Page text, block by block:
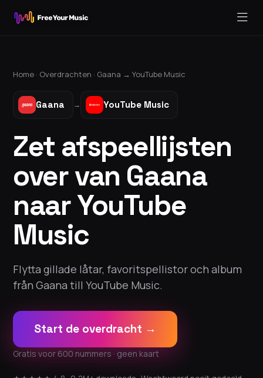
Home · Overdrachten · Gaana → YouTube Music
Gaana → YouTube Music
Zet afspeellijsten
over van Gaana
naar YouTube
Music
Flytta gillade låtar, favoritspellistor och album
från Gaana till YouTube Music.
Start de overdracht →
Gratis voor 600 nummers · geen kaart